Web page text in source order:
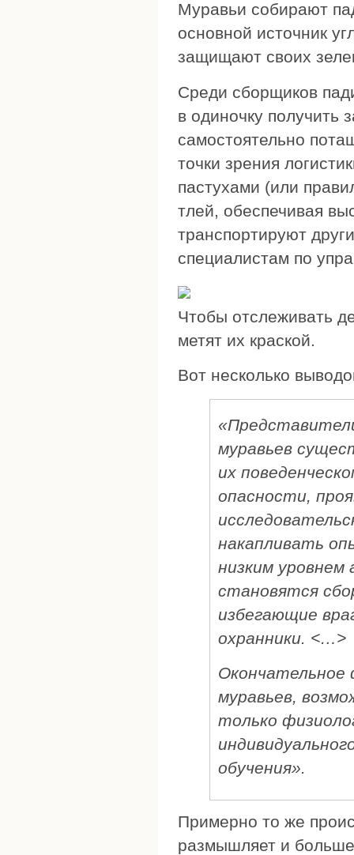
Муравьи собирают
основной источник
защищают своих
Среди сборщиков
в одиночку получить
самостоятельно
точки зрения
пастухами (или
тлей, обеспечивая
транспортируют
специалистам по
Чтобы отслеживать
метят их краской.
Вот несколько
муравьев
их
опасности,
накапливать
низким уровнем
становятся
избегающие
охранники. <…>
Окончательное
муравьев,
только
обучения».
Примерно то же
размышляет и